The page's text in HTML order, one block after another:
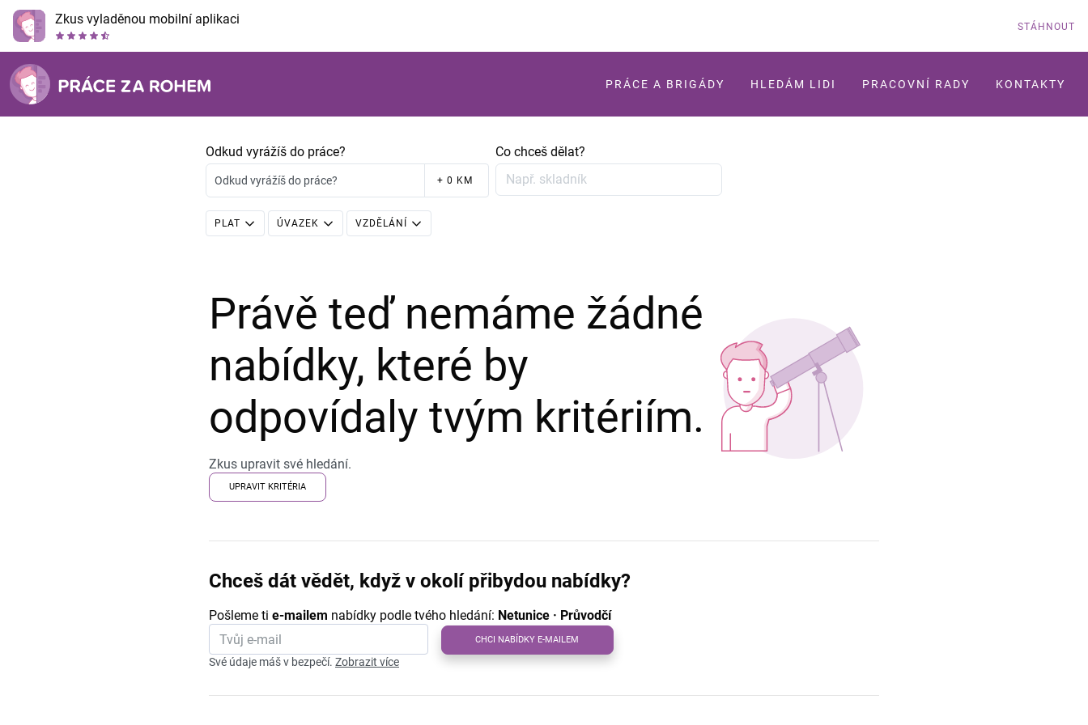
Zkus vyladěnou mobilní aplikaci STÁHNOUT
PRÁCE A BRIGÁDY HLEDÁM LIDI PRACOVNÍ RADY KONTAKTY
Odkud vyrážíš do práce?
Odkud vyrážíš do práce? + 0 KM
Co chceš dělat?
PLAT ÚVAZEK VZDĚLÁNÍ
Právě teď nemáme žádné
nabídky, které by
odpovídaly tvým kritériím.
Zkus upravit své hledání.
UPRAVIT KRITÉRIA
Chceš dát vědět, když v okolí přibydou nabídky?
Pošleme ti e-mailem nabídky podle tvého hledání: Netunice · Průvodčí
CHCI NABÍDKY E-MAILEM
Své údaje máš v bezpečí. Zobrazit více